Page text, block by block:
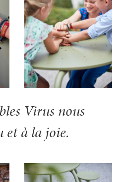
Virus nous
et à la joie.